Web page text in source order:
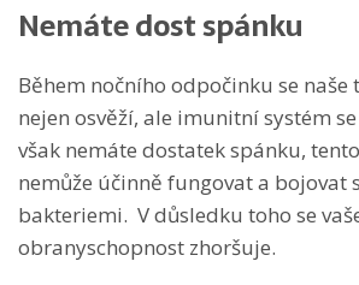
Nemáte dost spánku
Během nočního odpočinku se naše
nejen osvěží, ale imunitní systém
však nemáte dostatek spánku,
nemůže účinně fungovat a bojovat
bakteriemi. V důsledku toho se
obranyschopnost zhoršuje.